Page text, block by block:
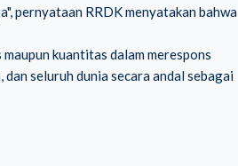
pernyataan RRDK menyatakan bahwa
kuantitas dalam merespons
seluruh dunia secara andal sebagai